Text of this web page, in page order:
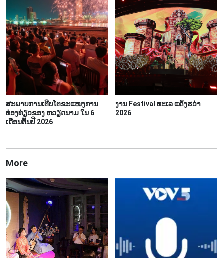
ສະ​ພາບ​ການ​ເຕີບ​ໂຕ​ຂະ​ແໜງ​ການ​
ທ່ອງ​ທ່ຽວ​ຂອງ ຫວຽດ​ນາມ ໃນ 6
ເດືອນ​ຕົ້ນ​ປີ 2026
ງານ Festival ທະເລ ແຄັງຮວ່າ
2026
More